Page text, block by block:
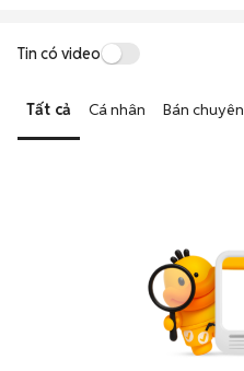
Tin có video
Tất cả Cá nhân Bán chuyên